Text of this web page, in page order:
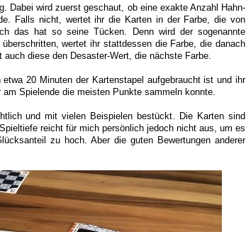
Dabei wird zuerst geschaut, ob eine exakte Anzahl Hahn-
Falls nicht, wertet ihr die Karten in der Farbe, die von
das hat so seine Tücken. Denn wird der sogenannte
wertet ihr stattdessen die Farbe, die danach
diese den Desaster-Wert, die nächste Farbe.
20 Minuten der Kartenstapel aufgebraucht ist und ihr
Spielende die meisten Punkte sammeln konnte.
und mit vielen Beispielen bestückt. Die Karten sind
reicht für mich persönlich jedoch nicht aus, um es
zu hoch. Aber die guten Bewertungen anderer